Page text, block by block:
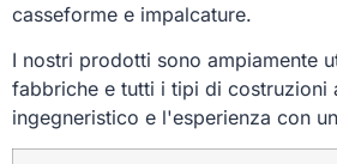
casseforme e impalcature.
I nostri prodotti sono ampiamente
fabbriche e tutti i tipi di costruzioni
ingegneristico e l'esperienza con